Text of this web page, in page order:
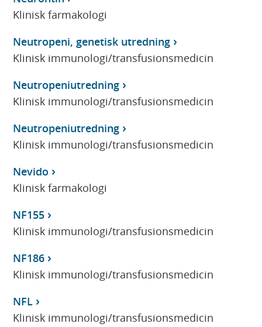
Klinisk farmakologi
Neutropeni, genetisk utredning
Klinisk immunologi/transfusionsmedicin
Neutropeniutredning
Klinisk immunologi/transfusionsmedicin
Neutropeniutredning
Klinisk immunologi/transfusionsmedicin
Nevido
Klinisk farmakologi
NF155
Klinisk immunologi/transfusionsmedicin
NF186
Klinisk immunologi/transfusionsmedicin
NFL
Klinisk immunologi/transfusionsmedicin